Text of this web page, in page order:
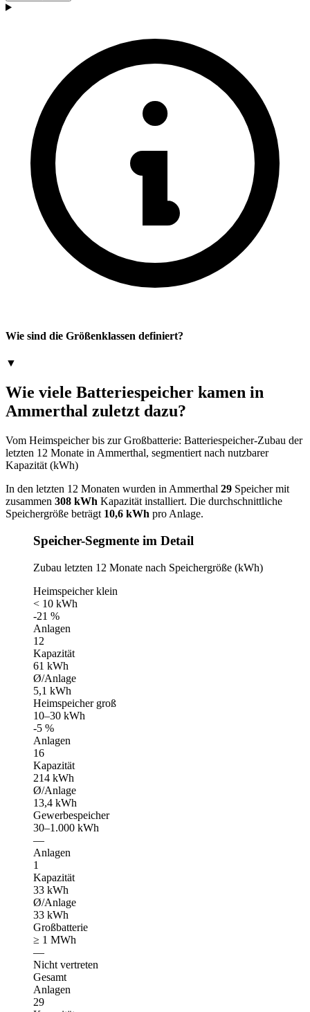
Wie sind die Größenklassen definiert?
▼
Wie viele Batteriespeicher kamen in
Ammerthal zuletzt dazu?
Vom Heimspeicher bis zur Großbatterie: Batteriespeicher-Zubau der
letzten 12 Monate in Ammerthal, segmentiert nach nutzbarer
Kapazität (kWh)
In den letzten 12 Monaten wurden in Ammerthal 29 Speicher mit
zusammen 308 kWh Kapazität installiert. Die durchschnittliche
Speichergröße beträgt 10,6 kWh pro Anlage.
Speicher-Segmente im Detail
Zubau letzten 12 Monate nach Speichergröße (kWh)
Heimspeicher klein
< 10 kWh
-21 %
Anlagen
12
Kapazität
61 kWh
Ø/Anlage
5,1 kWh
Heimspeicher groß
10–30 kWh
-5 %
Anlagen
16
Kapazität
214 kWh
Ø/Anlage
13,4 kWh
Gewerbespeicher
30–1.000 kWh
—
Anlagen
1
Kapazität
33 kWh
Ø/Anlage
33 kWh
Großbatterie
≥ 1 MWh
—
Nicht vertreten
Gesamt
Anlagen
29